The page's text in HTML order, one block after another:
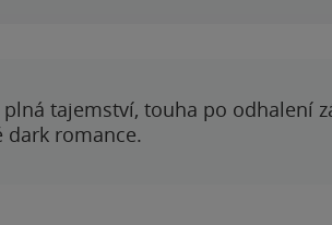
tajemství, touha po odhalení
dark romance.